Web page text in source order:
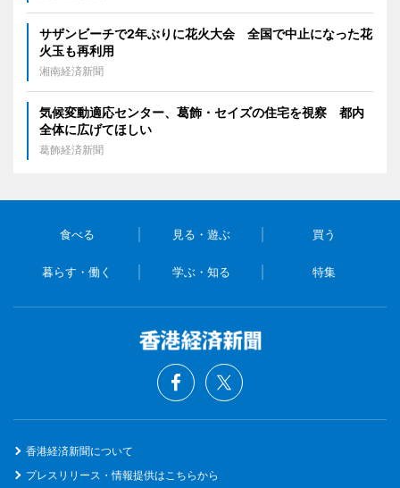
サザンビーチで2年ぶりに花火大会 全国で中止になった花
火玉も再利用
湘南経済新聞
気候変動適応センター、葛飾・セイズの住宅を視察 都内
全体に広げてほしい
葛飾経済新聞
食べる 見る・遊ぶ 買う
暮らす・働く 学ぶ・知る 特集
香港経済新聞について
プレスリリース・情報提供はこちらから